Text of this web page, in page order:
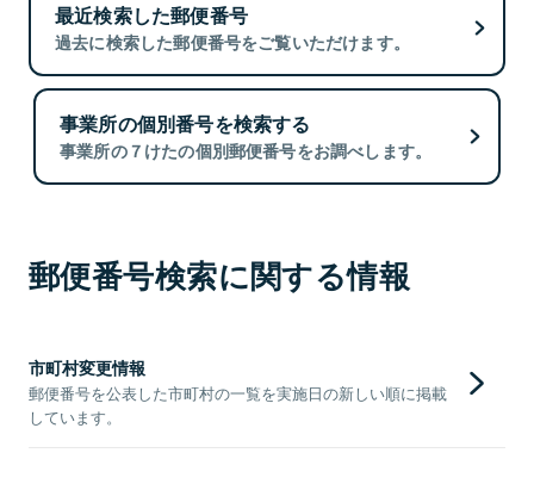
最近検索した郵便番号
過去に検索した郵便番号をご覧いただけます。
事業所の個別番号を検索する
事業所の７けたの個別郵便番号をお調べします。
郵便番号検索に関する情報
市町村変更情報
郵便番号を公表した市町村の一覧を実施日の新しい順に掲載
しています。